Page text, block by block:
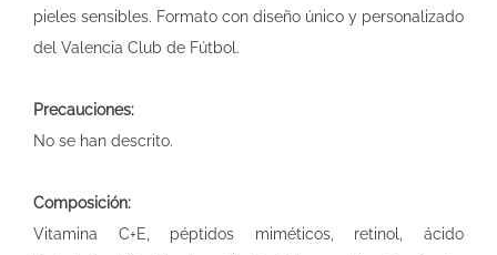
pieles sensibles. Formato con diseño único y personalizado
del Valencia Club de Fútbol.
Precauciones:
No se han descrito.
Composición:
Vitamina C+E, péptidos miméticos, retinol, ácido